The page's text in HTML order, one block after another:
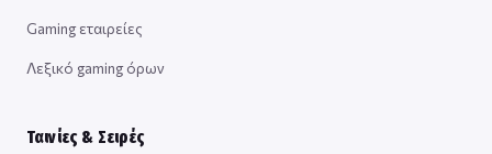
Gaming εταιρείες
Λεξικό gaming όρων
Ταινίες & Σειρές